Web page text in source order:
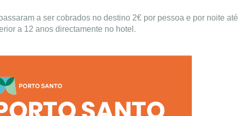
a ser cobrados no destino 2€ por pessoa e por noite
a 12 anos directamente no hotel.